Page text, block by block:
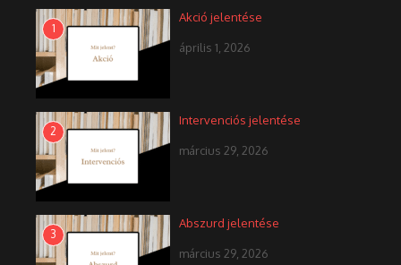
1
Akció jelentése
április 1, 2026
2
Intervenciós jelentése
március 29, 2026
3
Abszurd jelentése
március 29, 2026